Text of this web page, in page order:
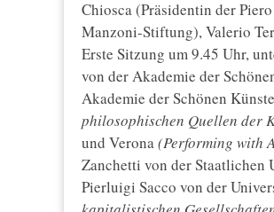
Chiosca (Präsidentin der
Manzoni-Stiftung), Valerio
Erste Sitzung um 9.45 Uhr,
von der Akademie der
Akademie der Schönen
philosophischen Quellen der
und Verona(Performing with
Zanchetti von der Staatlichen
Pierluigi Sacco von der